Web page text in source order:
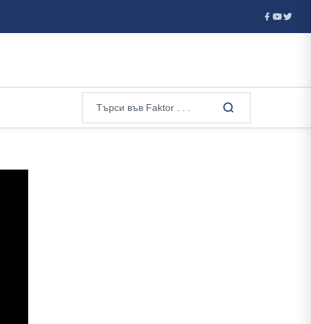
МО: Дронът при Кардам е “Майя”, вероятно е украински ...